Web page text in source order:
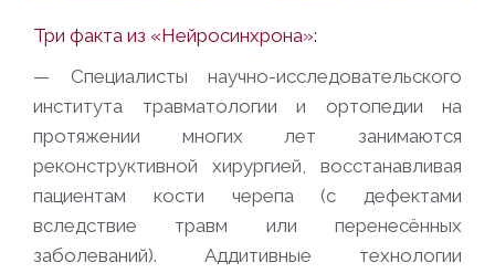
Три факта из «Нейросинхрона»:
— Специалисты научно-исследовательского
института травматологии и ортопедии на
протяжении многих лет занимаются
реконструктивной хирургией, восстанавливая
пациентам кости черепа (с дефектами
вследствие травм или перенесённых
заболеваний). Аддитивные технологии